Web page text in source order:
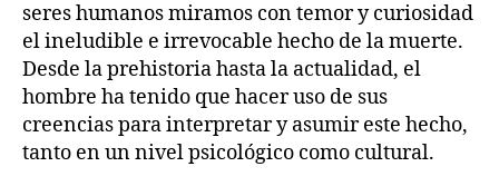
seres humanos miramos con temor y curiosidad
el ineludible e irrevocable hecho de la muerte.
Desde la prehistoria hasta la actualidad, el
hombre ha tenido que hacer uso de sus
creencias para interpretar y asumir este hecho,
tanto en un nivel psicológico como cultural.